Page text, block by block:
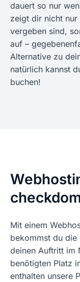
dauert so nur
zeigt dir nicht
vergeben sind,
auf –
Alternative zu
natürlich kannst
buchen!
Mit einem
bekommst du die
deinen Auftritt im
benötigten Platz
enthalten unsere